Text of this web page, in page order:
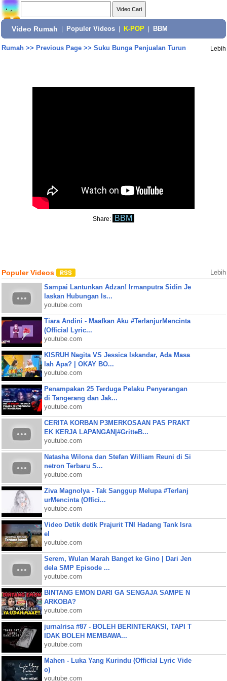
Video Rumah Populer Videos K-POP BBM
Rumah>> Previous Page>> Suku Bunga Penjualan Turun Lebih
Share: BBM
Populer Videos Lebih
Sampai Lantunkan Adzan! Irmanputra Sidin Je
laskan Hubungan Is...
youtube.com
Tiara Andini - Maafkan Aku #TerlanjurMencinta
(Official Lyric...
youtube.com
KISRUH Nagita VS Jessica Iskandar, Ada Masa
lah Apa? | OKAY BO...
youtube.com
Penampakan 25 Terduga Pelaku Penyerangan
di Tangerang dan Jak...
youtube.com
CERITA KORBAN P3MERKOSAAN PAS PRAKT
EK KERJA LAPANGAN|#GritteB...
youtube.com
Natasha Wilona dan Stefan William Reuni di Si
netron Terbaru S...
youtube.com
Ziva Magnolya - Tak Sanggup Melupa #Terlanj
urMencinta (Offici...
youtube.com
Video Detik detik Prajurit TNI Hadang Tank Isra
el
youtube.com
Serem, Wulan Marah Banget ke Gino | Dari Jen
dela SMP Episode ...
youtube.com
BINTANG EMON DARI GA SENGAJA SAMPE N
ARKOBA?
youtube.com
jurnalrisa #87 - BOLEH BERINTERAKSI, TAPI T
IDAK BOLEH MEMBAWA...
youtube.com
Mahen - Luka Yang Kurindu (Official Lyric Vide
o)
youtube.com